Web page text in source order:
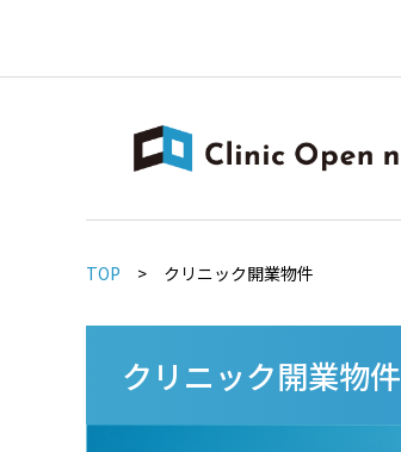
TOP > クリニック開業物件
クリニック開業物件